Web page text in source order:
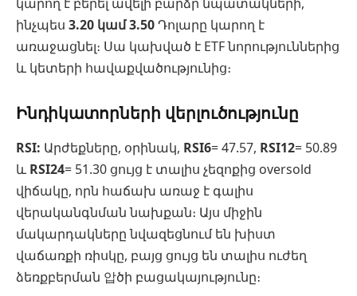
ինչպես 3.20 կամ 3.50Դոլարը կարող է
առաջացնել։ Սա կախված է ETF նորություններից
և կետերի հավաքվածությունից։
Ինդիկատորների վերլուծությունը
RSI: Արժեքները, օրինակ, RSI6= 47.57, RSI12= 50.89
և RSI24= 51.30 ցույց է տալիս չեզոքից oversold
վիճակը, որն հաճախ առաջ է գալիս
վերականգնման նախքան։ Այս միջին
մակարդակները նվազեցնում են խիստ
վաճառքի ռիսկը, բայց ցույց են տալիս ուժեղ
ձեռքբերման 압ծի բացակայությունը։